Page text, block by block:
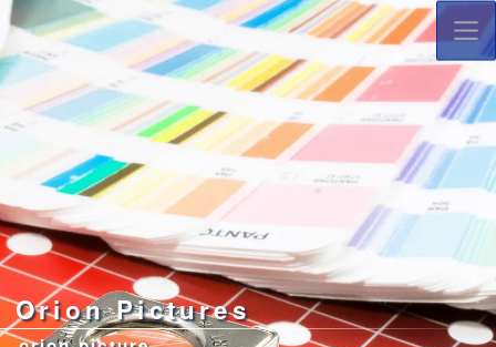
コ
ン
テ
ン
へ
プ
ナ
ビ
ゲ
ー
ョ
動
Orion Pictures